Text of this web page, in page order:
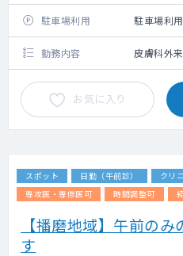
駐車場利用 駐車場利
勤務内容 皮膚科外来
お気に入り
スポット 日勤（午前診） クリ
専攻医・専修医可
時間調整可
【播磨地域】午前の
す